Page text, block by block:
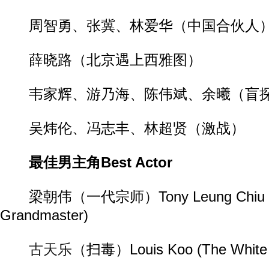
周智勇、张冀、林爱华（中国合伙人
薛晓路（北京遇上西雅图）
韦家辉、游乃海、陈伟斌、余曦（盲
吴炜伦、冯志丰、林超贤（激战）
最佳男主角Best Actor
梁朝伟（一代宗师）Tony Leung Chiu
Grandmaster)
古天乐 （扫毒）Louis Koo (The